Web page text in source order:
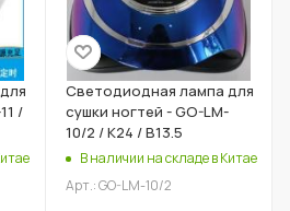
/
Светодиодная лампа для
сушки ногтей - GO-LM-
10/2 / К24 / В13.5
В наличии на складе в Китае
Арт.: GO-LM-10/2